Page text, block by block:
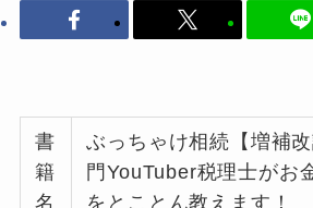
書
籍
名
ぶっちゃけ相続【増補
門YouTuber税理士がお
をとことん教えます！